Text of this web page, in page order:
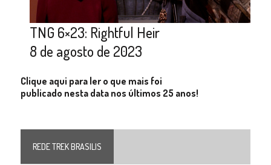
TNG 6×23: Rightful Heir
8 de agosto de 2023
Clique aqui para ler o que mais foi
publicado nesta data nos últimos 25 anos!
REDE TREK BRASILIS